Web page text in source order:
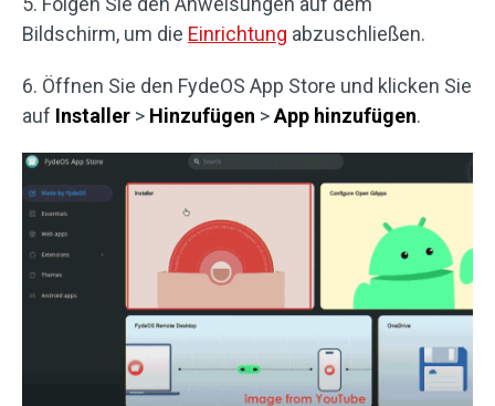
Bildschirm, um die Einrichtung abzuschließen.
6. Öffnen Sie den FydeOS App Store und klicken Sie
auf Installer > Hinzufügen >App hinzufügen.